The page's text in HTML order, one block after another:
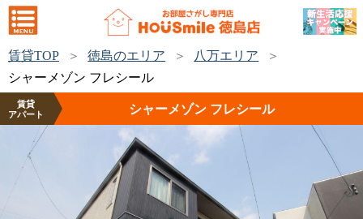
賃貸TOP 徳島のエリア
八万エリア
シャーメゾン フレシール
賃貸
アパート
シャーメゾン フレシール